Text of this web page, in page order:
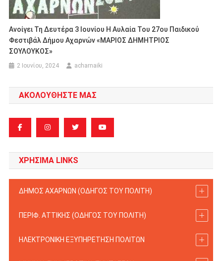
Ανοίγει Τη Δευτέρα 3 Ιουνίου Η Αυλαία Του 27ου Παιδικού
Φεστιβάλ Δήμου Αχαρνών «ΜΑΡΙΟΣ ΔΗΜΗΤΡΙΟΣ
ΣΟΥΛΟΥΚΟΣ»
2 Ιουνίου, 2024 acharnaiki
ΑΚΟΛΟΥΘΗΣΤΕ ΜΑΣ
ΧΡΗΣΙΜΑ LINKS
ΔΗΜΟΣ ΑΧΑΡΝΩΝ (ΟΔΗΓΟΣ TOY ΠΟΛΙΤΗ)
ΠΕΡΙΦ. ΑΤΤΙΚΗΣ (ΟΔΗΓΟΣ TOY ΠΟΛΙΤΗ)
ΗΛΕΚΤΡΟΝΙΚΗ ΕΞΥΠΗΡΕΤΗΣΗ ΠΟΛΙΤΩΝ